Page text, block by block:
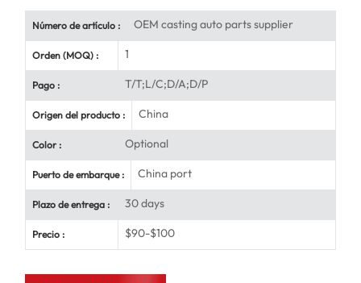
Número de artículo : OEM casting auto parts supplier
Orden (MOQ) : 1
Pago : T/T;L/C;D/A;D/P
Origen del producto : China
Color : Optional
Puerto de embarque : China port
Plazo de entrega : 30 days
Precio : $90-$100